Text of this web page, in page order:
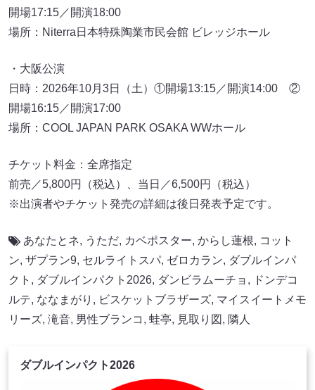
開場17:15／開演18:00
場所：Niterra日本特殊陶業市民会館 ビレッジホール
・大阪公演
日時：2026年10月3日（土）①開場13:15／開演14:00 ②
開場16:15／開演17:00
場所：COOL JAPAN PARK OSAKA WWホール
チケット料金：全席指定
前売／5,800円（税込）、当日／6,500円（税込）
※出演者やチケット発売の詳細は後日発表予定です。
あなたとネ, うただ, カベポスター, からし蓮根, コット
ン, ザプラン9, セルライトスパ, ゼロカラン, ダブルインパ
クト , ダブルインパクト2026, ダンビラムーチョ , ドンデコ
ルテ, ななまがり , ビスケットブラザーズ, マイスイートメモ
リーズ, 滝音, 男性ブランコ , 蛙亭, 見取り図 , 隣人
ダブルインパクト2026